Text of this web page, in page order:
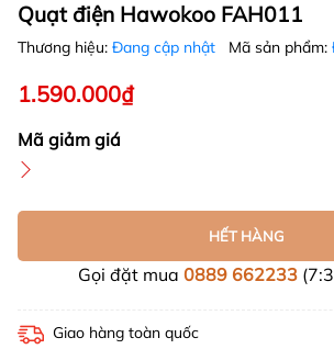
Quạt điện Hawokoo FAH011
Thương hiệu: Đang cập nhật Mã sản phẩm:
1.590.000₫
Mã giảm giá
HẾT HÀNG
Gọi đặt mua 0889 662233
Giao hàng toàn quốc